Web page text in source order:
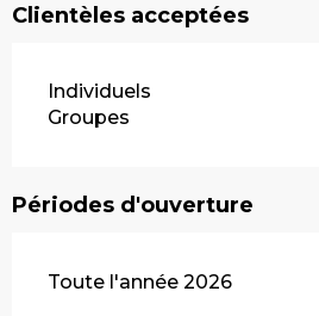
Clientèles acceptées
Individuels
Groupes
Périodes d'ouverture
Toute l'année 2026